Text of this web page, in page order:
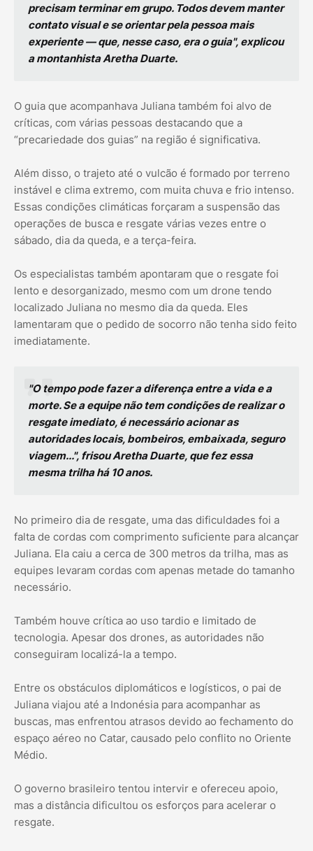
precisam terminar em grupo. Todos devem manter
contato visual e se orientar pela pessoa mais
experiente — que, nesse caso, era o guia", explicou
a montanhista Aretha Duarte.
O guia que acompanhava Juliana também foi alvo de
críticas, com várias pessoas destacando que a
“precariedade dos guias” na região é significativa.
Além disso, o trajeto até o vulcão é formado por terreno
instável e clima extremo, com muita chuva e frio intenso.
Essas condições climáticas forçaram a suspensão das
operações de busca e resgate várias vezes entre o
sábado, dia da queda, e a terça-feira.
Os especialistas também apontaram que o resgate foi
lento e desorganizado, mesmo com um drone tendo
localizado Juliana no mesmo dia da queda. Eles
lamentaram que o pedido de socorro não tenha sido feito
imediatamente.
"O tempo pode fazer a diferença entre a vida e a
morte. Se a equipe não tem condições de realizar o
resgate imediato, é necessário acionar as
autoridades locais, bombeiros, embaixada, seguro
viagem...", frisou Aretha Duarte, que fez essa
mesma trilha há 10 anos.
No primeiro dia de resgate, uma das dificuldades foi a
falta de cordas com comprimento suficiente para alcançar
Juliana. Ela caiu a cerca de 300 metros da trilha, mas as
equipes levaram cordas com apenas metade do tamanho
necessário.
Também houve crítica ao uso tardio e limitado de
tecnologia. Apesar dos drones, as autoridades não
conseguiram localizá-la a tempo.
Entre os obstáculos diplomáticos e logísticos, o pai de
Juliana viajou até a Indonésia para acompanhar as
buscas, mas enfrentou atrasos devido ao fechamento do
espaço aéreo no Catar, causado pelo conflito no Oriente
Médio.
O governo brasileiro tentou intervir e ofereceu apoio,
mas a distância dificultou os esforços para acelerar o
resgate.